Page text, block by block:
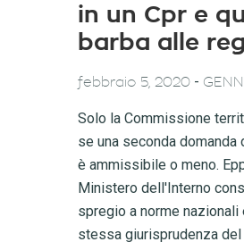
in un Cpr e
barba alle
febbraio 5, 2020 -
Solo la Commissione
se una seconda
è ammissibile o meno.
Ministero dell'Interno
spregio a norme
stessa giurisprudenza